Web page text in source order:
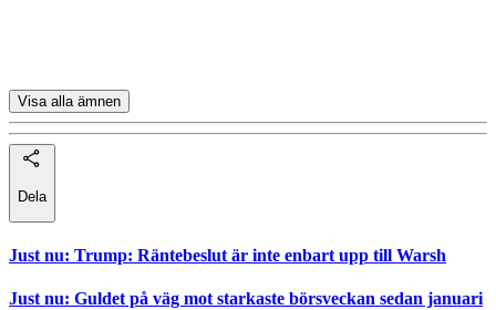
Visa alla ämnen
Dela
Just nu: Trump: Räntebeslut är inte enbart upp till Warsh
Just nu: Guldet på väg mot starkaste börsveckan sedan januari